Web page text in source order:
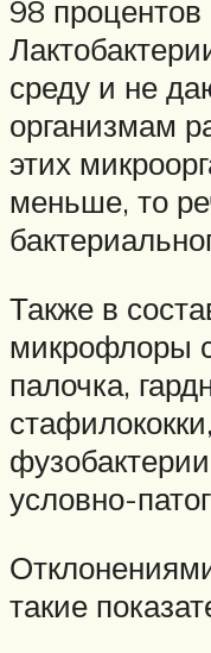
98
среду и не
организмам
этих
меньше, то
Также в
микрофлоры
палочка,
условно-
такие